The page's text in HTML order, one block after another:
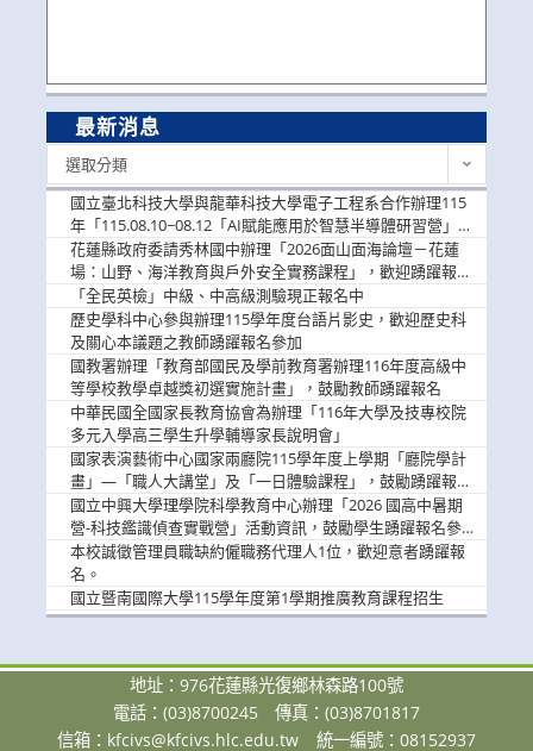
最新消息
選取分類
國立臺北科技大學與龍華科技大學電子工程系合作辦理115
年「115.08.10~08.12「AI賦能應用於智慧半導體研習營」，
歡迎學生踴躍報名參加
花蓮縣政府委請秀林國中辦理「2026面山面海論壇－花蓮
場：山野、海洋教育與戶外安全實務課程」，歡迎踴躍報名
參加
「全民英檢」中級、中高級測驗現正報名中
歷史學科中心參與辦理115學年度台語片影史，歡迎歷史科
及關心本議題之教師踴躍報名參加
國教署辦理「教育部國民及學前教育署辦理116年度高級中
等學校教學卓越獎初選實施計畫」，鼓勵教師踴躍報名
中華民國全國家長教育協會為辦理「116年大學及技專校院
多元入學高三學生升學輔導家長說明會」
國家表演藝術中心國家兩廳院115學年度上學期「廳院學計
畫」—「職人大講堂」及「一日體驗課程」，鼓勵踴躍報名
參與。
國立中興大學理學院科學教育中心辦理「2026 國高中暑期
營-科技鑑識偵查實戰營」活動資訊，鼓勵學生踴躍報名參
加。
本校誠徵管理員職缺約僱職務代理人1位，歡迎意者踴躍報
名。
國立暨南國際大學115學年度第1學期推廣教育課程招生
地址：976花蓮縣光復鄉林森路100號
電話：(03)8700245
傳真：(03)8701817
信箱： kfcivs@kfcivs.hlc.edu.tw 統一編號：08152937